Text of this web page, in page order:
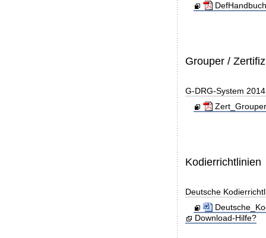
Grouper /
G-DRG-System
Kodierrichtlinien
Deutsche
Download-Hilfe?